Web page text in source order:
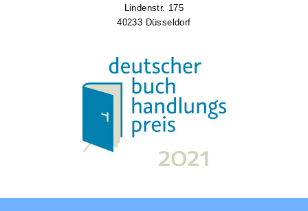
Lindenstr. 175
40233 Düsseldorf